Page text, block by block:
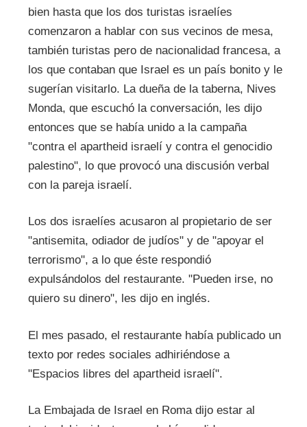
bien hasta que los dos turistas israelíes
comenzaron a hablar con sus vecinos de mesa,
también turistas pero de nacionalidad francesa, a
los que contaban que Israel es un país bonito y le
sugerían visitarlo. La dueña de la taberna, Nives
Monda, que escuchó la conversación, les dijo
entonces que se había unido a la campaña
"contra el apartheid israelí y contra el genocidio
palestino", lo que provocó una discusión verbal
con la pareja israelí.
Los dos israelíes acusaron al propietario de ser
"antisemita, odiador de judíos" y de "apoyar el
terrorismo", a lo que éste respondió
expulsándolos del restaurante. "Pueden irse, no
quiero su dinero", les dijo en inglés.
El mes pasado, el restaurante había publicado un
texto por redes sociales adhiriéndose a
"Espacios libres del apartheid israelí".
La Embajada de Israel en Roma dijo estar al